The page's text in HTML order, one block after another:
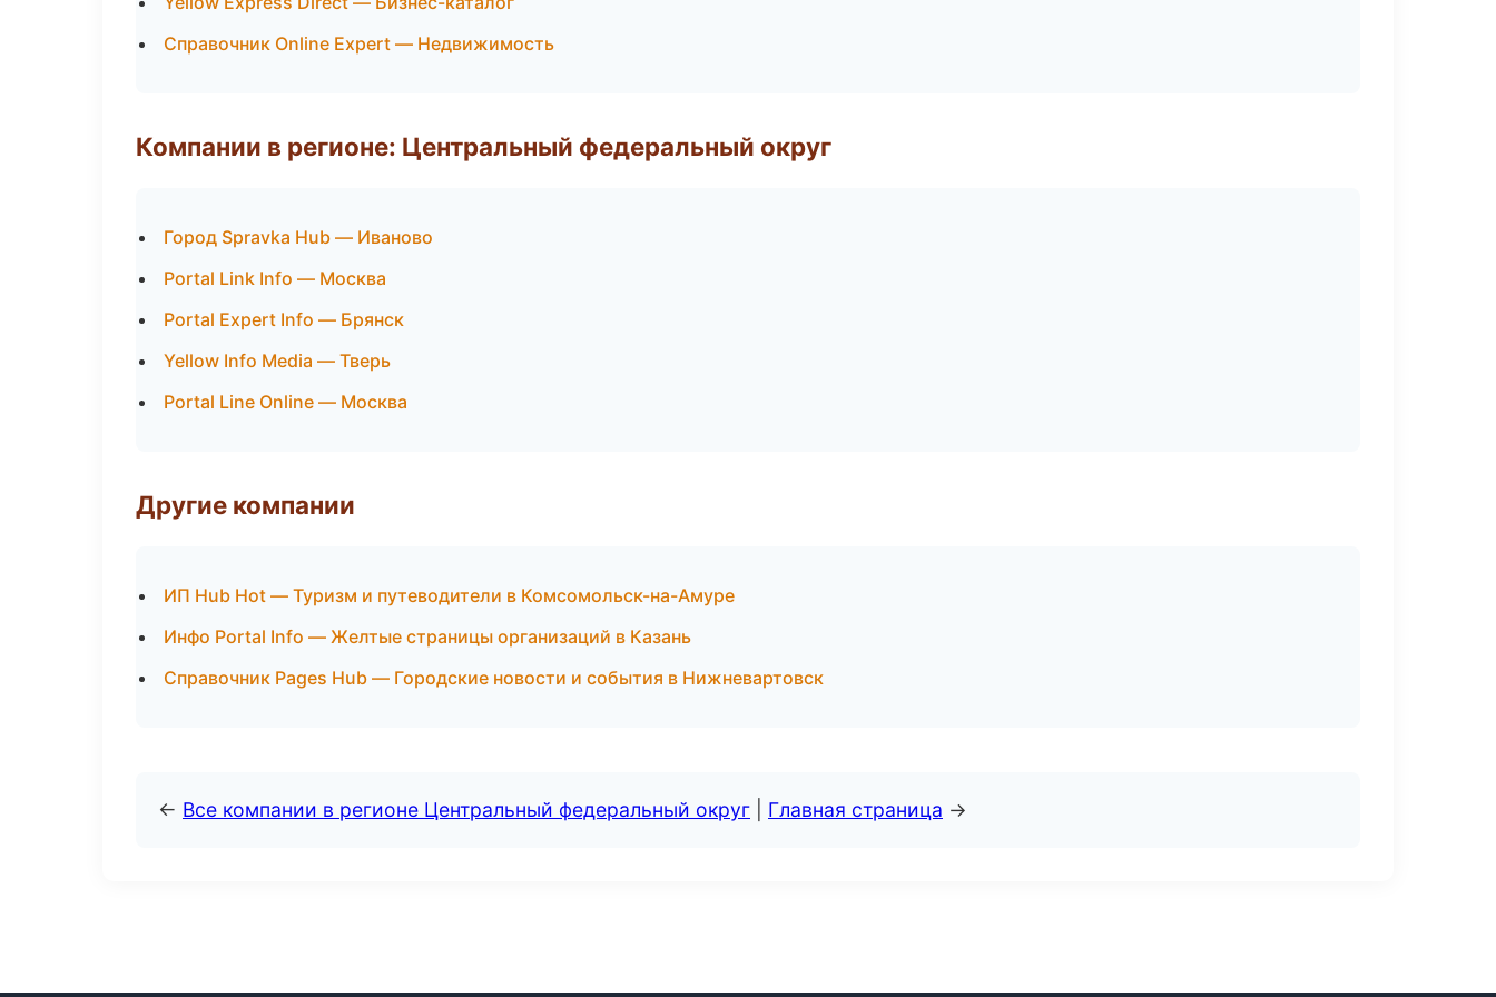
Справочник Online Expert — Недвижимость
Компании в регионе: Центральный федеральный округ
Город Spravka Hub — Иваново
Portal Link Info — Москва
Portal Expert Info — Брянск
Yellow Info Media — Тверь
Portal Line Online — Москва
Другие компании
ИП Hub Hot — Туризм и путеводители в Комсомольск-на-Амуре
Инфо Portal Info — Желтые страницы организаций в Казань
Справочник Pages Hub — Городские новости и события в Нижневартовск
← Все компании в регионе Центральный федеральный округ Главная страница →